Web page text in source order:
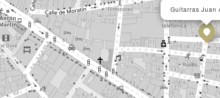
Guitarras Juan